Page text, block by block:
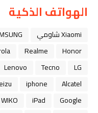
الهواتف الذكية
Xiaomi شاومي
Honor
Realme
LG
Tecno
Lenovo
Alcatel
iphone
Google
iPad
WIKO